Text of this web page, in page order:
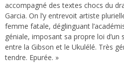
accompagné des textes chocs du
Garcia. On l’y entrevoit artiste
femme fatale, déglinguant
géniale, imposant sa propre loi
entre la Gibson et le Ukulélé. Très
tendre. Epurée. »